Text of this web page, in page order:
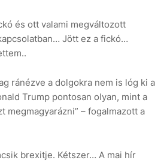
és ott valami megváltozott
Jött ez a fickó…
ránézve a dolgokra nem is lóg ki a
Trump pontosan olyan, mint a
megmagyarázni” – fogalmazott a
brexitje. Kétszer… A mai hír